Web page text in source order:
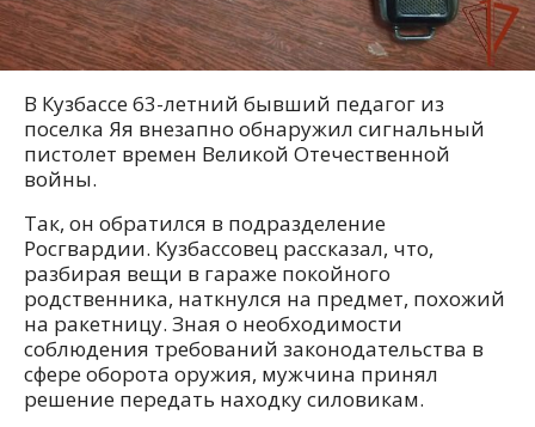
В Кузбассе 63-летний бывший педагог из
поселка Яя внезапно обнаружил сигнальный
пистолет времен Великой Отечественной
войны.
Так, он обратился в подразделение
Росгвардии. Кузбассовец рассказал, что,
разбирая вещи в гараже покойного
родственника, наткнулся на предмет, похожий
на ракетницу. Зная о необходимости
соблюдения требований законодательства в
сфере оборота оружия, мужчина принял
решение передать находку силовикам.